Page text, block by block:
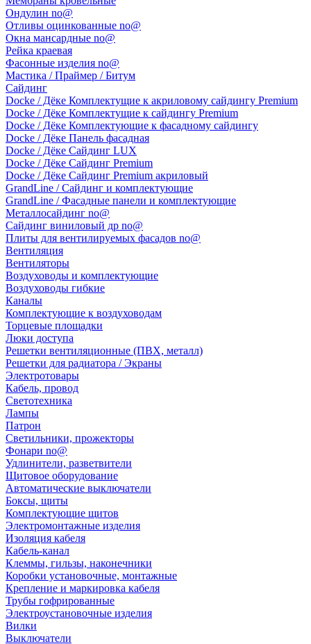
Ондулин no@
Отливы оцинкованные no@
Окна мансардные no@
Рейка краевая
Фасонные изделия no@
Мастика / Праймер / Битум
Сайдинг
Docke / Дёке Комплектущие к акриловому сайдингу Premium
Docke / Дёке Комплектущие к сайдингу Premium
Docke / Дёке Комплектующие к фасадному сайдингу
Docke / Дёке Панель фасадная
Docke / Дёке Сайдинг LUX
Docke / Дёке Сайдинг Premium
Docke / Дёке Сайдинг Premium акриловый
GrandLine / Сайдинг и комплектующие
GrandLine / Фасадные панели и комплектующие
Металлосайдинг no@
Сайдинг виниловый др no@
Плиты для вентилируемых фасадов no@
Вентиляция
Вентиляторы
Воздуховоды и комплектующие
Воздуховоды гибкие
Каналы
Комплектующие к воздуховодам
Торцевые площадки
Люки доступа
Решетки вентиляционные (ПВХ, металл)
Решетки для радиатора / Экраны
Электротовары
Кабель, провод
Светотехника
Лампы
Патрон
Светильники, прожекторы
Фонари no@
Удлинители, разветвители
Щитовое оборудование
Автоматические выключатели
Боксы, щиты
Комплектующие щитов
Электромонтажные изделия
Изоляция кабеля
Кабель-канал
Клеммы, гильзы, наконечники
Коробки установочные, монтажные
Крепление и маркировка кабеля
Трубы гофрированные
Электроустановочные изделия
Вилки
Выключатели